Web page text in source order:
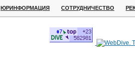
ЮРИНФОРМАЦИЯ СОТРУДНИЧЕСТВО